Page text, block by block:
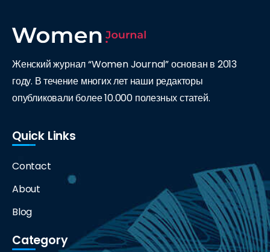
Женский журнал “Women Journal” основан в 2013
году. В течение многих лет наши редакторы
опубликовали более 10.000 полезных статей.
Quick Links
Contact
About
Blog
Category